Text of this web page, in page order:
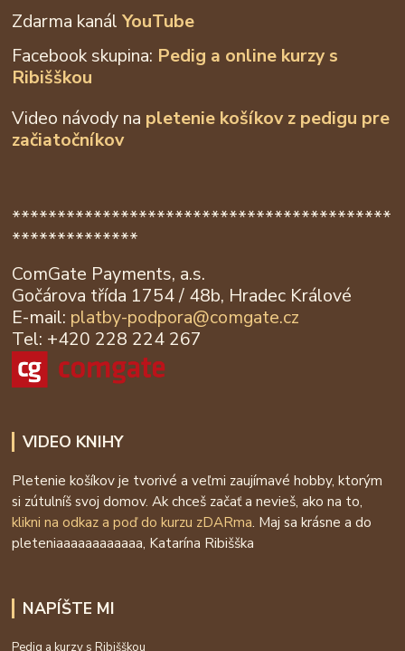
Zdarma kanálYouTube
Facebook skupina: Pedig a online kurzy s
Ribišškou
Video návody na pletenie košíkov z pedigu pre
začiatočníkov
******************************************
**************
ComGate Payments, a.s.
Gočárova třída 1754 / 48b, Hradec Králové
E-mail: platby-podpora@comgate.cz
Tel: +420 228 224 267
VIDEO KNIHY
Pletenie košíkov je tvorivé a veľmi zaujímavé hobby, ktorým
si zútulníš svoj domov. Ak chceš začať a nevieš, ako na to,
klikni na odkaz a poď do kurzu zDARma. Maj sa krásne a do
pleteniaaaaaaaaaaaa, Katarína Ribišška
NAPÍŠTE MI
Pedig a kurzy s Ribišškou